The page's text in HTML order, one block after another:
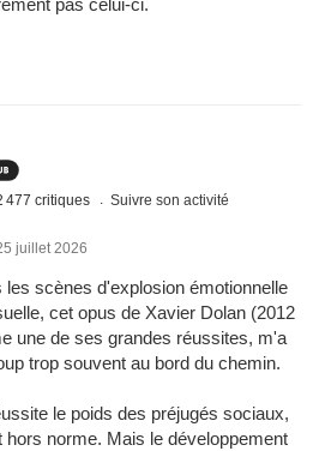
pas celui-ci.
477 critiques Suivre son activité
juillet 2026
scènes d'explosion émotionnelle
cet opus de Xavier Dolan (2012
une de ses grandes réussites, m'a
trop souvent au bord du chemin.
le poids des préjugés sociaux,
norme. Mais le développement